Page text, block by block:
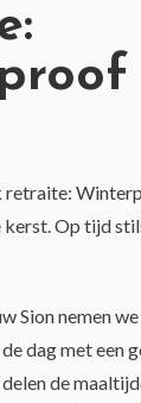
kerst. Op tijd
Sion nemen
dag met een
de